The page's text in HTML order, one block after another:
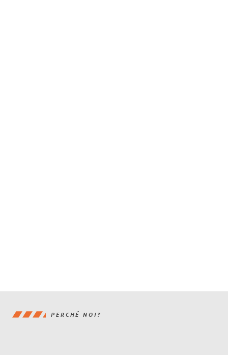
PERCHÉ NOI?